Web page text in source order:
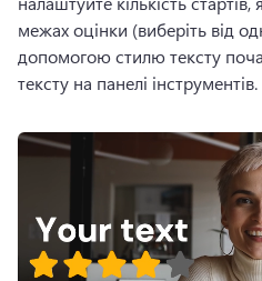
межах оцінки (виберіть від
допомогою стилю тексту
тексту на панелі інструментів.